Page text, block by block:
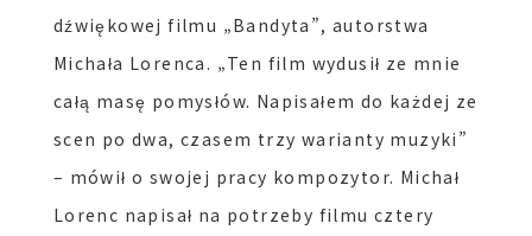
dźwiękowej filmu „Bandyta”, autorstwa
Michała Lorenca. „Ten film wydusił ze mnie
całą masę pomysłów. Napisałem do każdej ze
scen po dwa, czasem trzy warianty muzyki”
– mówił o swojej pracy kompozytor. Michał
Lorenc napisał na potrzeby filmu cztery